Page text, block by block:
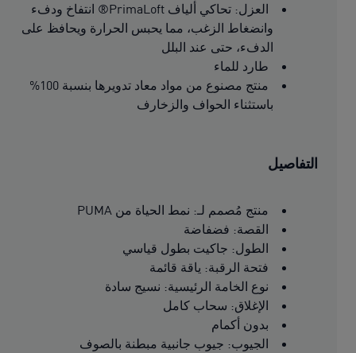
العزل: تحاكي ألياف PrimaLoft® انتفاخ ودفء
وانضغاط الزغب، مما يحبس الحرارة ويحافظ على
الدفء، حتى عند البلل
طارد للماء
منتج مصنوع من مواد معاد تدويرها بنسبة 100%
باستثناء الحواف والزخارف
التفاصيل
منتج مُصمم لـ: نمط الحياة من PUMA
القصة: فضفاضة
الطول: جاكيت بطول قياسي
فتحة الرقبة: ياقة قائمة
نوع الخامة الرئيسية: نسيج سادة
الإغلاق: سحاب كامل
بدون أكمام
الجيوب: جيوب جانبية مبطنة بالصوف